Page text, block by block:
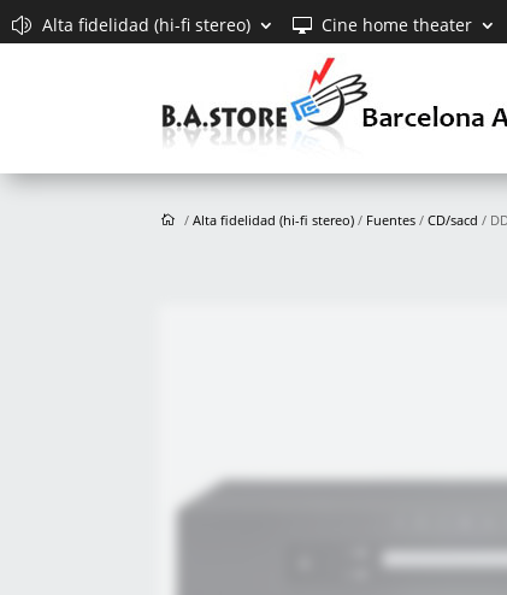
Alta fidelidad (hi-fi stereo) Cine home theater
/Alta fidelidad (hi-fi stereo) / Fuentes /CD/sacd /